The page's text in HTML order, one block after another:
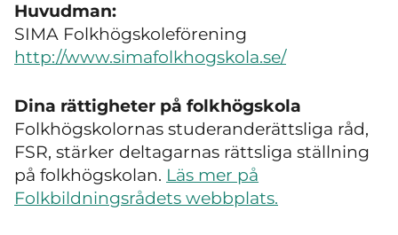
Huvudman:
SIMA Folkhögskoleförening
http://www.simafolkhogskola.se/
Dina rättigheter på folkhögskola
Folkhögskolornas studeranderättsliga råd,
FSR, stärker deltagarnas rättsliga ställning
på folkhögskolan. Läs mer på
Folkbildningsrådets webbplats.